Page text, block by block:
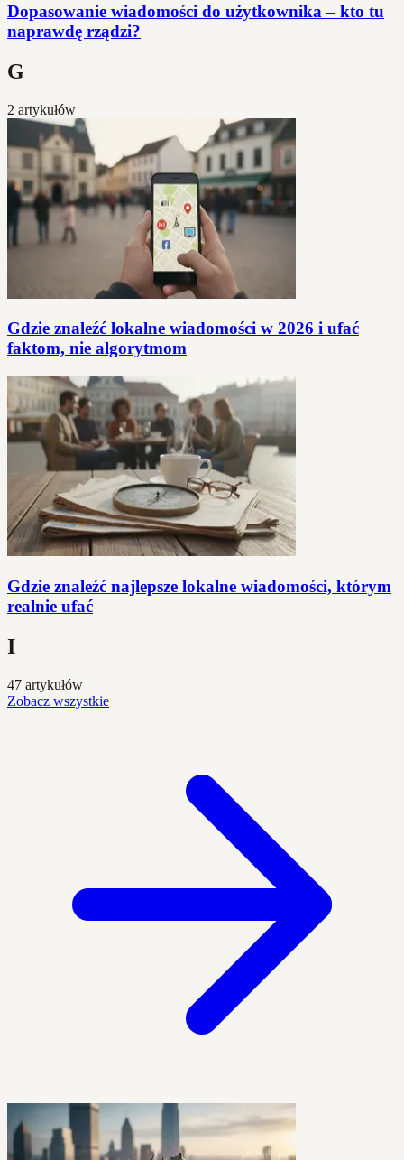
Dopasowanie wiadomości do użytkownika – kto tu
naprawdę rządzi?
G
2 artykułów
Gdzie znaleźć lokalne wiadomości w 2026 i ufać
faktom, nie algorytmom
Gdzie znaleźć najlepsze lokalne wiadomości, którym
realnie ufać
I
47 artykułów
Zobacz wszystkie